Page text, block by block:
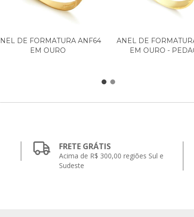
DE FORMATURA ANF64
EM OURO
ANEL DE
EM OURO -
FRETE GRÁTIS
Acima de R$ 300,00 regiões Sul e
Sudeste